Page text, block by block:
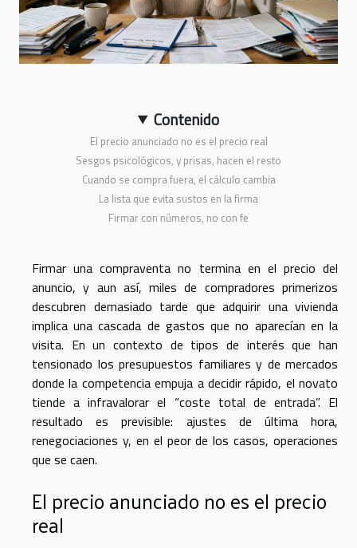
Contenido
El precio anunciado no es el precio real
Sesgos psicológicos, y prisas, hacen el resto
Cuando se compra fuera, el cálculo cambia
La lista que evita sustos en la firma
Firmar con números, no con fe
Firmar una compraventa no termina en el precio del
anuncio, y aun así, miles de compradores primerizos
descubren demasiado tarde que adquirir una vivienda
implica una cascada de gastos que no aparecían en la
visita. En un contexto de tipos de interés que han
tensionado los presupuestos familiares y de mercados
donde la competencia empuja a decidir rápido, el novato
tiende a infravalorar el “coste total de entrada”. El
resultado es previsible: ajustes de última hora,
renegociaciones y, en el peor de los casos, operaciones
que se caen.
El precio anunciado no es el precio
real